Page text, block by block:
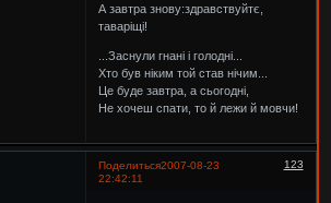
А завтра знову:здравствуйтє,
таваріщі!
...Заснули гнані і голодні...
Хто був ніким той став нічим...
Це буде завтра, а сьогодні,
Не хочеш спати, то й лежи й мовчи!
Поделиться 123
2007-08-23
22:42:11